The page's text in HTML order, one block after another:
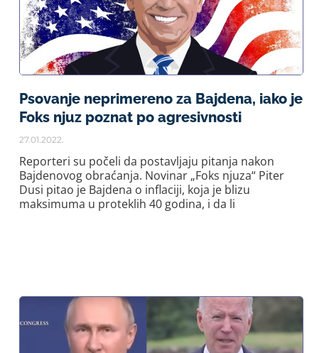
Psovanje neprimereno za Bajdena, iako je
Foks njuz poznat po agresivnosti
27.01.2022.
Reporteri su počeli da postavljaju pitanja nakon
Bajdenovog obraćanja. Novinar „Foks njuza“ Piter
Dusi pitao je Bajdena o inflaciji, koja je blizu
maksimuma u proteklih 40 godina, i da li